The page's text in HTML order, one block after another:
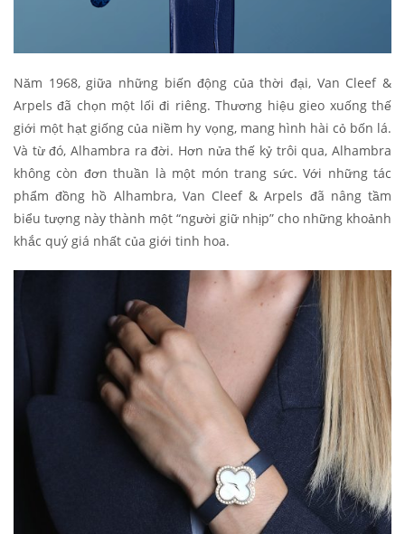
Năm 1968, giữa những biến động của thời đại, Van Cleef &
Arpels đã chọn một lối đi riêng. Thương hiệu gieo xuống thế
giới một hạt giống của niềm hy vọng, mang hình hài cỏ bốn lá.
Và từ đó, Alhambra ra đời. Hơn nửa thế kỷ trôi qua, Alhambra
không còn đơn thuần là một món trang sức. Với những tác
phẩm đồng hồ Alhambra, Van Cleef & Arpels đã nâng tầm
biểu tượng này thành một “người giữ nhịp” cho những khoảnh
khắc quý giá nhất của giới tinh hoa.